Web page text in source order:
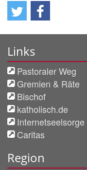
Links
Pastoraler Weg
Gremien & Räte
Bischof
katholisch.de
Internetseelsorge
Caritas
Region